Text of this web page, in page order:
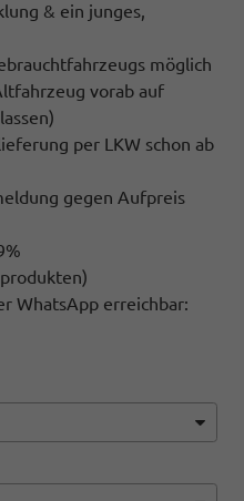
& ein junges,
möglich
vorab auf
per LKW schon ab
gegen Aufpreis
WhatsApp erreichbar: